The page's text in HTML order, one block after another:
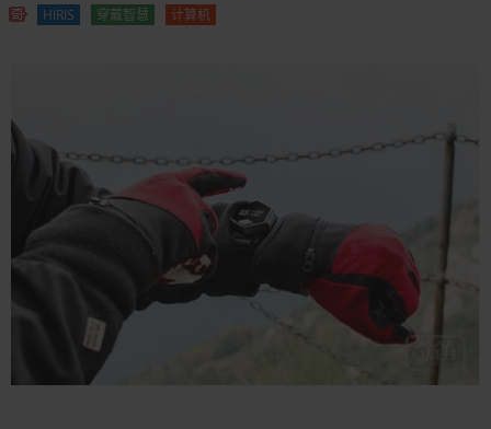
HIRIS
穿戴智慧 计算机